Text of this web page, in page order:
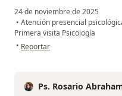
24 de noviembre de 2025
• Atención presencial
Primera visita Psicología
• en opinión del usuario Carolina
Reportar
Ps. Rosario